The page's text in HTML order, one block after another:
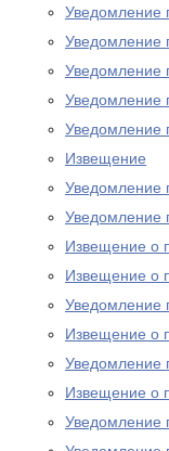
Уведомление
Уведомление
Уведомление
Уведомление
Уведомление
Извещение
Уведомление
Уведомление
Извещение о
Извещение о
Уведомление
Извещение о
Уведомление
Извещение о
Уведомление